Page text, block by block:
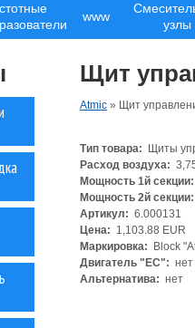
www
узлы
Щит
Atmic » Щит
Тип товара:
Щиты
Расход воздуха:
Мощность 1й секции:
Мощность 2й секции:
Артикул: 6.000131
Цена: 1,103.88 EUR
Маркировка:
Block
Двигатель "ЕС": нет
Альтернатива: нет